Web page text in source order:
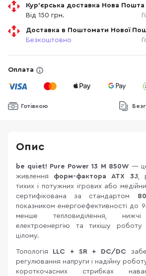
Кур'єрська доставка Нова Пошта
Від 150 грн.
Доставка в Поштомати Нової
Безкоштовно
Оплата
Готівкою
Опис
be quiet! Pure Power 13 M 850W —
живлення форм-фактора ATX 3.1,
тихих і потужних ігрових або
сертифікована за стандартом 80
показником енергоефективності до
менше тепловиділення,
електроенергію та тихішу роботу
цілому.
Топологія LLC + SR + DC/DC
регулювання напруги і надійну
короткочасних стрибках